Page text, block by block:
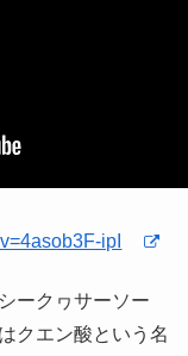
ipI
ークヮサーソー
クエン酸という名